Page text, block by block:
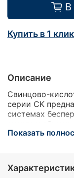
В
Купить в 1 клик
Описание
Свинцово-
серии CK
системах
Изготовлены по
разрядными и
Показать